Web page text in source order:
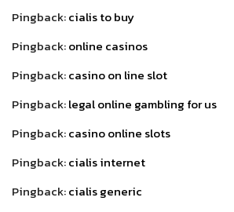
Pingback:cialis to buy
Pingback:online casinos
Pingback:casino on line slot
Pingback:legal online gambling for us
Pingback:casino online slots
Pingback:cialis internet
Pingback:cialis generic